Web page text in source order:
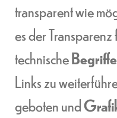
transparent wie
es der
technische
Links zu
geboten und